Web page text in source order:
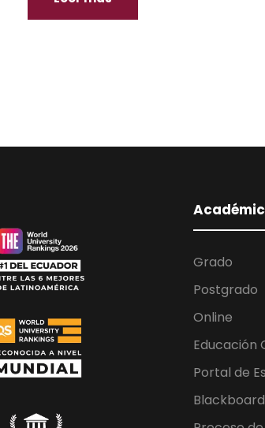
Grado
Postgrado
Online
Educación
Portal de
Blackboard